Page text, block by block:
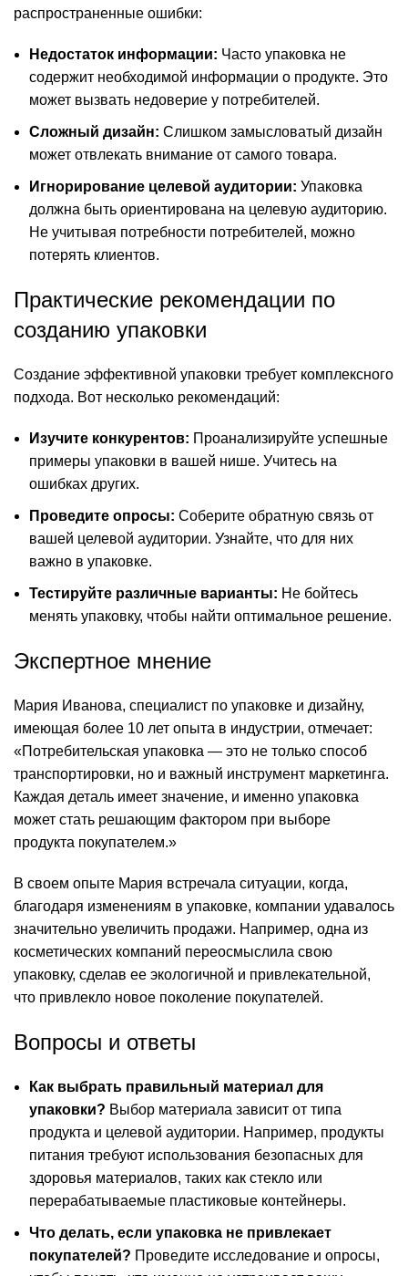
распространенные ошибки:
Недостаток информации: Часто упаковка не
содержит необходимой информации о продукте. Это
может вызвать недоверие у потребителей.
Сложный дизайн: Слишком замысловатый дизайн
может отвлекать внимание от самого товара.
Игнорирование целевой аудитории: Упаковка
должна быть ориентирована на целевую аудиторию.
Не учитывая потребности потребителей, можно
потерять клиентов.
Практические рекомендации по
созданию упаковки
Создание эффективной упаковки требует комплексного
подхода. Вот несколько рекомендаций:
Изучите конкурентов: Проанализируйте успешные
примеры упаковки в вашей нише. Учитесь на
ошибках других.
Проведите опросы: Соберите обратную связь от
вашей целевой аудитории. Узнайте, что для них
важно в упаковке.
Тестируйте различные варианты: Не бойтесь
менять упаковку, чтобы найти оптимальное решение.
Экспертное мнение
Мария Иванова, специалист по упаковке и дизайну,
имеющая более 10 лет опыта в индустрии, отмечает:
«Потребительская упаковка — это не только способ
транспортировки, но и важный инструмент маркетинга.
Каждая деталь имеет значение, и именно упаковка
может стать решающим фактором при выборе
продукта покупателем.»
В своем опыте Мария встречала ситуации, когда,
благодаря изменениям в упаковке, компании удавалось
значительно увеличить продажи. Например, одна из
косметических компаний переосмыслила свою
упаковку, сделав ее экологичной и привлекательной,
что привлекло новое поколение покупателей.
Вопросы и ответы
Как выбрать правильный материал для
упаковки? Выбор материала зависит от типа
продукта и целевой аудитории. Например, продукты
питания требуют использования безопасных для
здоровья материалов, таких как стекло или
перерабатываемые пластиковые контейнеры.
Что делать, если упаковка не привлекает
покупателей? Проведите исследование и опросы,